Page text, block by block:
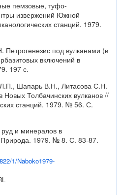
пемзовые, туфо-
извержений Южной
станций. 1979.
под вулканами (в
включений в
197 с.
Шапарь В.Н., Литасова С.Н.
Толбачинских вулканов //
станций. 1979. № 56. С.
и минералов в
Природа. 1979. № 8. С. 83-87.
1/Naboko1979-